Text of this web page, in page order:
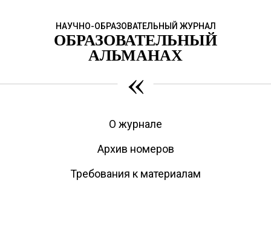
НАУЧНО-ОБРАЗОВАТЕЛЬНЫЙ ЖУРНАЛ
ОБРАЗОВАТЕЛЬНЫЙ
АЛЬМАНАХ
«
О журнале
Архив номеров
Требования к материалам